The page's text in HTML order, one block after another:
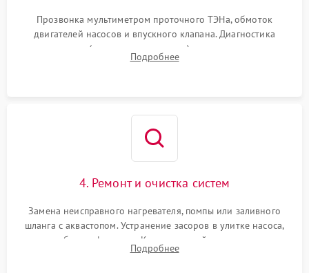
Прозвонка мультиметром проточного ТЭНа, обмоток
двигателей насосов и впускного клапана. Диагностика
прессостата (датчика уровня воды), датчика мутности,
концевика дверцы и электронного модуля управления.
Подробнее
4. Ремонт и очистка систем
Замена неисправного нагревателя, помпы или заливного
шланга с аквастопом. Устранение засоров в улитке насоса,
патрубках и фильтрах. Компонентный ремонт платы
управления, восстановление поврежденной проводки.
Подробнее